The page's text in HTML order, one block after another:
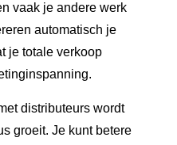
vaak je andere werk
automatisch je
je totale verkoop
distributeurs wordt
groeit. Je kunt betere